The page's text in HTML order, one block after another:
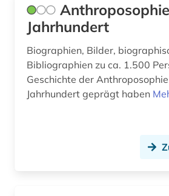
erziehungswissenschaften (7)
erzählen (1)
ethnologie (1)
europa (3)
Jahrhundert
Biographien, Bilder,
Bibliographien zu ca. 1.500
Geschichte der
Jahrhundert geprägt haben